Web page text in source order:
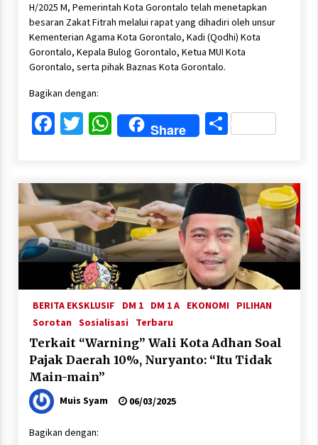
H/2025 M, Pemerintah Kota Gorontalo telah menetapkan
besaran Zakat Fitrah melalui rapat yang dihadiri oleh unsur
Kementerian Agama Kota Gorontalo, Kadi (Qodhi) Kota
Gorontalo, Kepala Bulog Gorontalo, Ketua MUI Kota
Gorontalo, serta pihak Baznas Kota Gorontalo.
Bagikan dengan:
Facebook
Twitter
WhatsApp
Share Share
BERITA EKSKLUSIF DM 1 DM 1 A EKONOMI
PILIHAN
Sorotan Sosialisasi Terbaru
Terkait “Warning” Wali Kota Adhan Soal
Pajak Daerah 10%, Nuryanto: “Itu Tidak
Main-main”
Muis Syam 06/03/2025
Bagikan dengan: